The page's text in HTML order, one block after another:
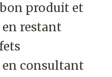
produit et
en restant
en consultant